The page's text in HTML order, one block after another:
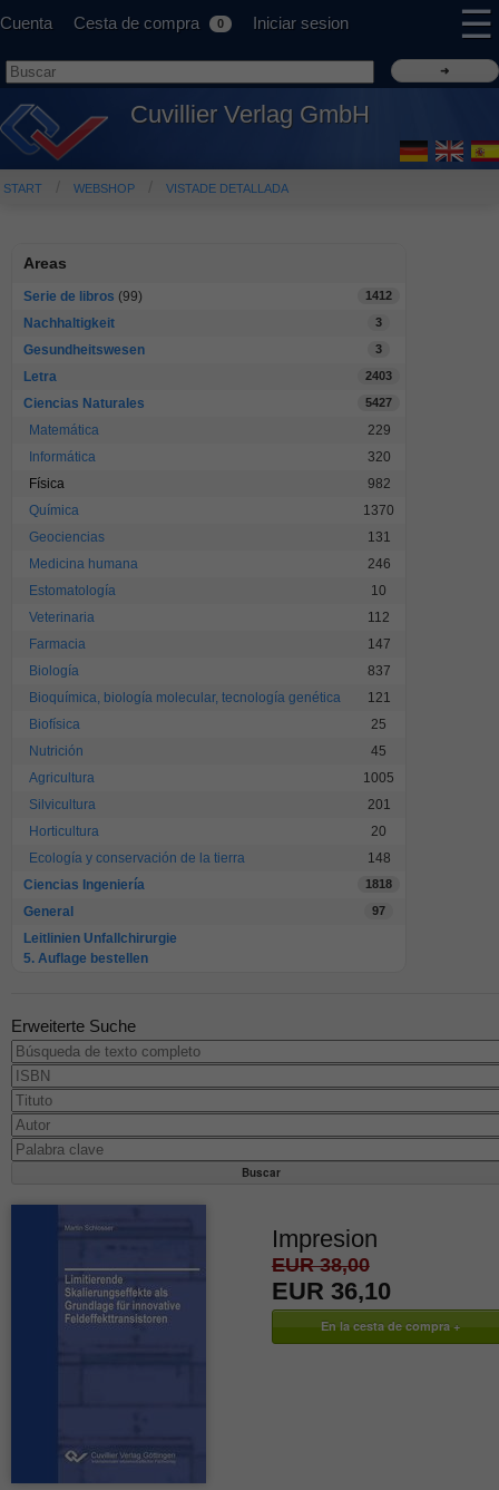
Cuenta Cesta de compra 0 Iniciar sesion ☰
Cuvillier Verlag GmbH
START WEBSHOP VISTADE DETALLADA
Areas
Serie de libros (99) 1412
Nachhaltigkeit 3
Gesundheitswesen 3
Letra 2403
Ciencias Naturales 5427
Matemática
229
Informática
320
Física
982
Química
1370
Geociencias
131
Medicina humana
246
Estomatología
10
Veterinaria
112
Farmacia
147
Biología
837
Bioquímica, biología molecular, tecnología genética
121
Biofísica
25
Nutrición
45
Agricultura
1005
Silvicultura
201
Horticultura
20
Ecología y conservación de la tierra
148
Ciencias Ingeniería
1818
General 97
Leitlinien Unfallchirurgie
5. Auflage bestellen
Erweiterte Suche
Impresion
EUR 38,00
EUR 36,10